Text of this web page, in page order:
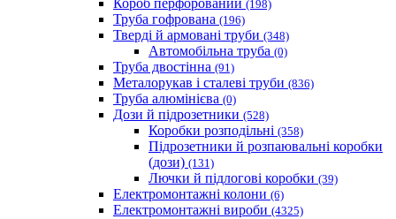
Короб перфорований (198)
Труба гофрована (196)
Тверді й армовані труби (348)
Автомобільна труба (0)
Труба двостінна (91)
Металорукав і сталеві труби (836)
Труба алюмінієва (0)
Дози й підрозетники (528)
Коробки розподільні (358)
Підрозетники й розпаювальні коробки
(дози) (131)
Лючки й підлогові коробки (39)
Електромонтажні колони (6)
Електромонтажні вироби (4325)